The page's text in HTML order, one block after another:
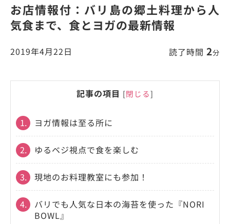
お店情報付：バリ島の郷土料理から人
気食まで、食とヨガの最新情報
2019年4月22日 読了時間 2分
記事の項目 [閉じる]
1. ヨガ情報は至る所に
2. ゆるベジ視点で食を楽しむ
3. 現地のお料理教室にも参加！
4.
バリでも人気な日本の海苔を使った『NORI
BOWL』